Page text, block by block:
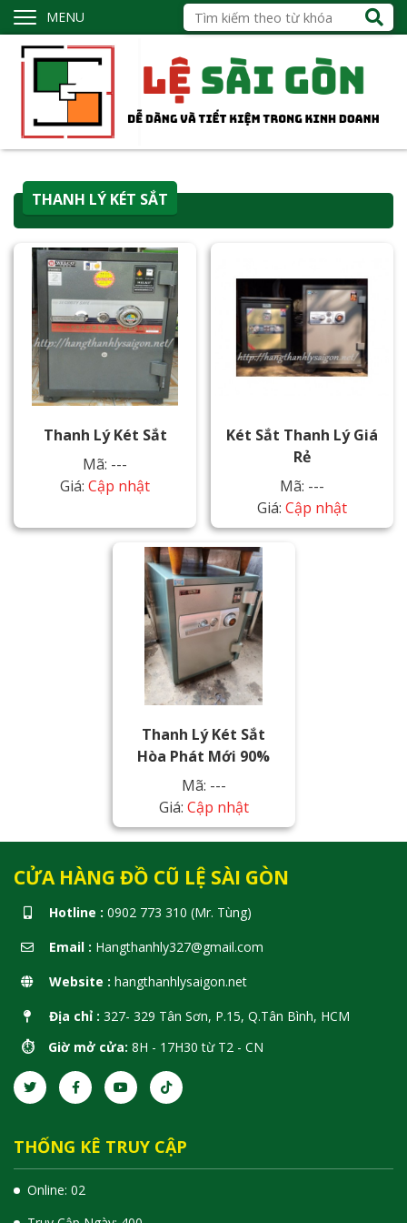
MENU
THANH LÝ KÉT SẮT
Thanh Lý Két Sắt
Mã: ---
Giá: Cập nhật
Két Sắt Thanh Lý Giá
Rẻ
Mã: ---
Giá: Cập nhật
Thanh Lý Két Sắt
Hòa Phát Mới 90%
Mã: ---
Giá: Cập nhật
CỬA HÀNG ĐỒ CŨ LỆ SÀI GÒN
Hotline : 0902 773 310 (Mr. Tùng)
Email : Hangthanhly327@gmail.com
Website : hangthanhlysaigon.net
Địa chỉ : 327- 329 Tân Sơn, P.15, Q.Tân Bình, HCM
⏱️ Giờ mở cửa: 8H - 17H30 từ T2 - CN
THỐNG KÊ TRUY CẬP
Online: 02